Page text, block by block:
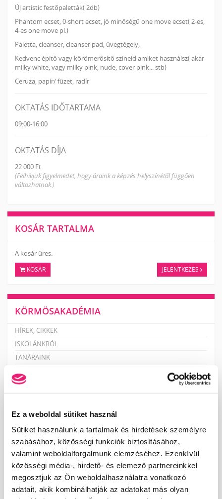
Ez a weboldal sütiket használ
Sütiket használunk a tartalmak és hirdetések személyre
szabásához, közösségi funkciók biztosításához,
valamint weboldalforgalmunk elemzéséhez. Ezenkívül
közösségi média-, hirdető- és elemező partnereinkkel
megosztjuk az Ön weboldalhasználatra vonatkozó
adatait, akik kombinálhatják az adatokat más olyan
Új artistic festőpaletták( 2db)
Phantom ecset, 0-short ecset, jó minőségű one move ecset( 2-es,
4-es one move pl.)
Paletta, cleanser, cleanser pad, üvegtégely,
Kedvenc építő vagy körömerősítő színeid amiket használsz( akár
milky white, vagy milky pink, nude, cover pink... stb)
Ceruza, papír/ füzet, radír
OKTATÁS IDŐTARTAMA
09:00-16:00
OKTATÁS DÍJA
22 000 Ft
(Felhívjuk figyelmedet, hogy áraink a képzés helyszínétől függően
változhatnak.)
KOSÁR TARTALMA
A kosár üres.
KOSÁR JELENTKEZÉS
KÖRMÖSAKADÉMIA
HÍREK, CIKKEK
ISKOLÁNKRÓL
TANÁRAINK
ISKOLÁNK KÉPEKBEN
KÉPZÉSEINK
NAIL START PROGRAM – ALAPOZÓ MŰKÖRMÖS
KÉPZÉSSOROZAT
MANIKŰRÖS ÉS KÖRÖMDIZÁJNER (PK 10124005)
PEDIKŰRÖS KÉPZÉSEK KEZDŐKNEK